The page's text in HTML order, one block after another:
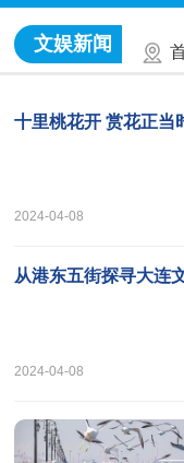
文娱新闻
十里桃花开 赏花正当
2024-04-08
从港东五街探寻大连
2024-04-08